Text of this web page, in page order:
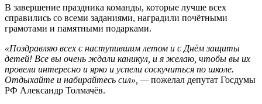
В завершение праздника команды, которые лучше всех
справились со всеми заданиями, наградили почётными
грамотами и памятными подарками.
«Поздравляю всех с наступившим летом и с Днём защиты
детей! Все вы очень ждали каникул, и я желаю, чтобы вы их
провели интересно и ярко и успели соскучиться по школе.
Отдыхайте и набирайтесь сил», —пожелал депутат Госдумы
РФ Александр Толмачёв.